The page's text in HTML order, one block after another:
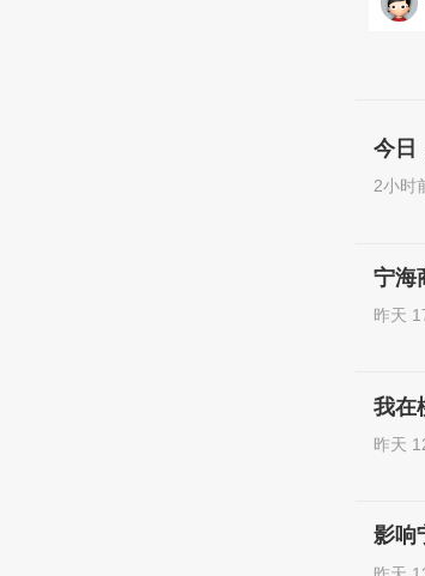
今日
2小时
宁海
昨天
我在
昨天
影响